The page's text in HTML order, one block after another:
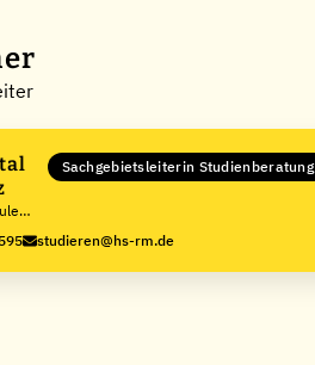
Sachgebietsleiterin Studienberatung
studieren@hs-rm.de